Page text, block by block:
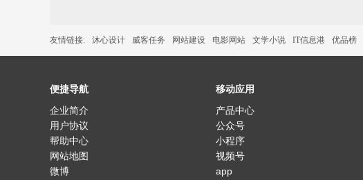
友情链接: 沐心设计 威客任务 网站建设 电影网站 文学小说 IT信息港 优品榜
便捷导航
企业简介
用户协议
帮助中心
网站地图
微博
移动应用
产品中心
公众号
小程序
视频号
app